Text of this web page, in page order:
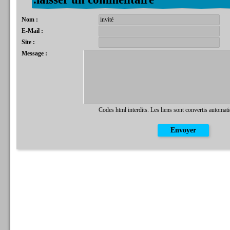
Nom :
E-Mail :
Site :
Message :
Codes html interdits. Les liens sont convertis